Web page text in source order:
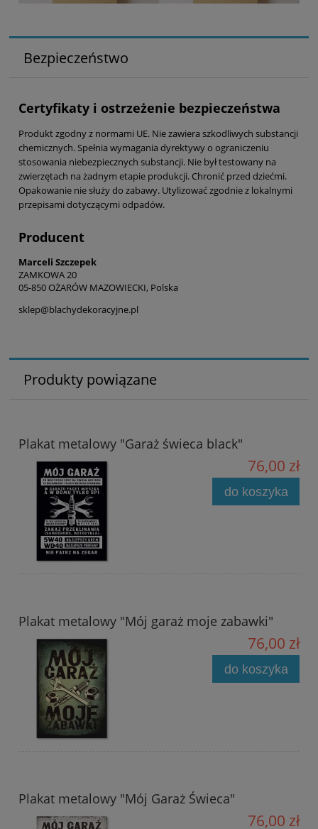
Bezpieczeństwo
Certyfikaty i ostrzeżenie bezpieczeństwa
Produkt zgodny z normami UE. Nie zawiera szkodliwych substancji
chemicznych. Spełnia wymagania dyrektywy o ograniczeniu
stosowania niebezpiecznych substancji. Nie był testowany na
zwierzętach na żadnym etapie produkcji. Chronić przed dziećmi.
Opakowanie nie służy do zabawy. Utylizować zgodnie z lokalnymi
przepisami dotyczącymi odpadów.
Producent
Marceli Szczepek
ZAMKOWA 20
05-850 OŻARÓW MAZOWIECKI, Polska
sklep@blachydekoracyjne.pl
Produkty powiązane
Plakat metalowy "Garaż świeca black"
76,00 zł
do koszyka
Plakat metalowy "Mój garaż moje zabawki"
76,00 zł
do koszyka
Plakat metalowy "Mój Garaż Świeca"
76,00 zł